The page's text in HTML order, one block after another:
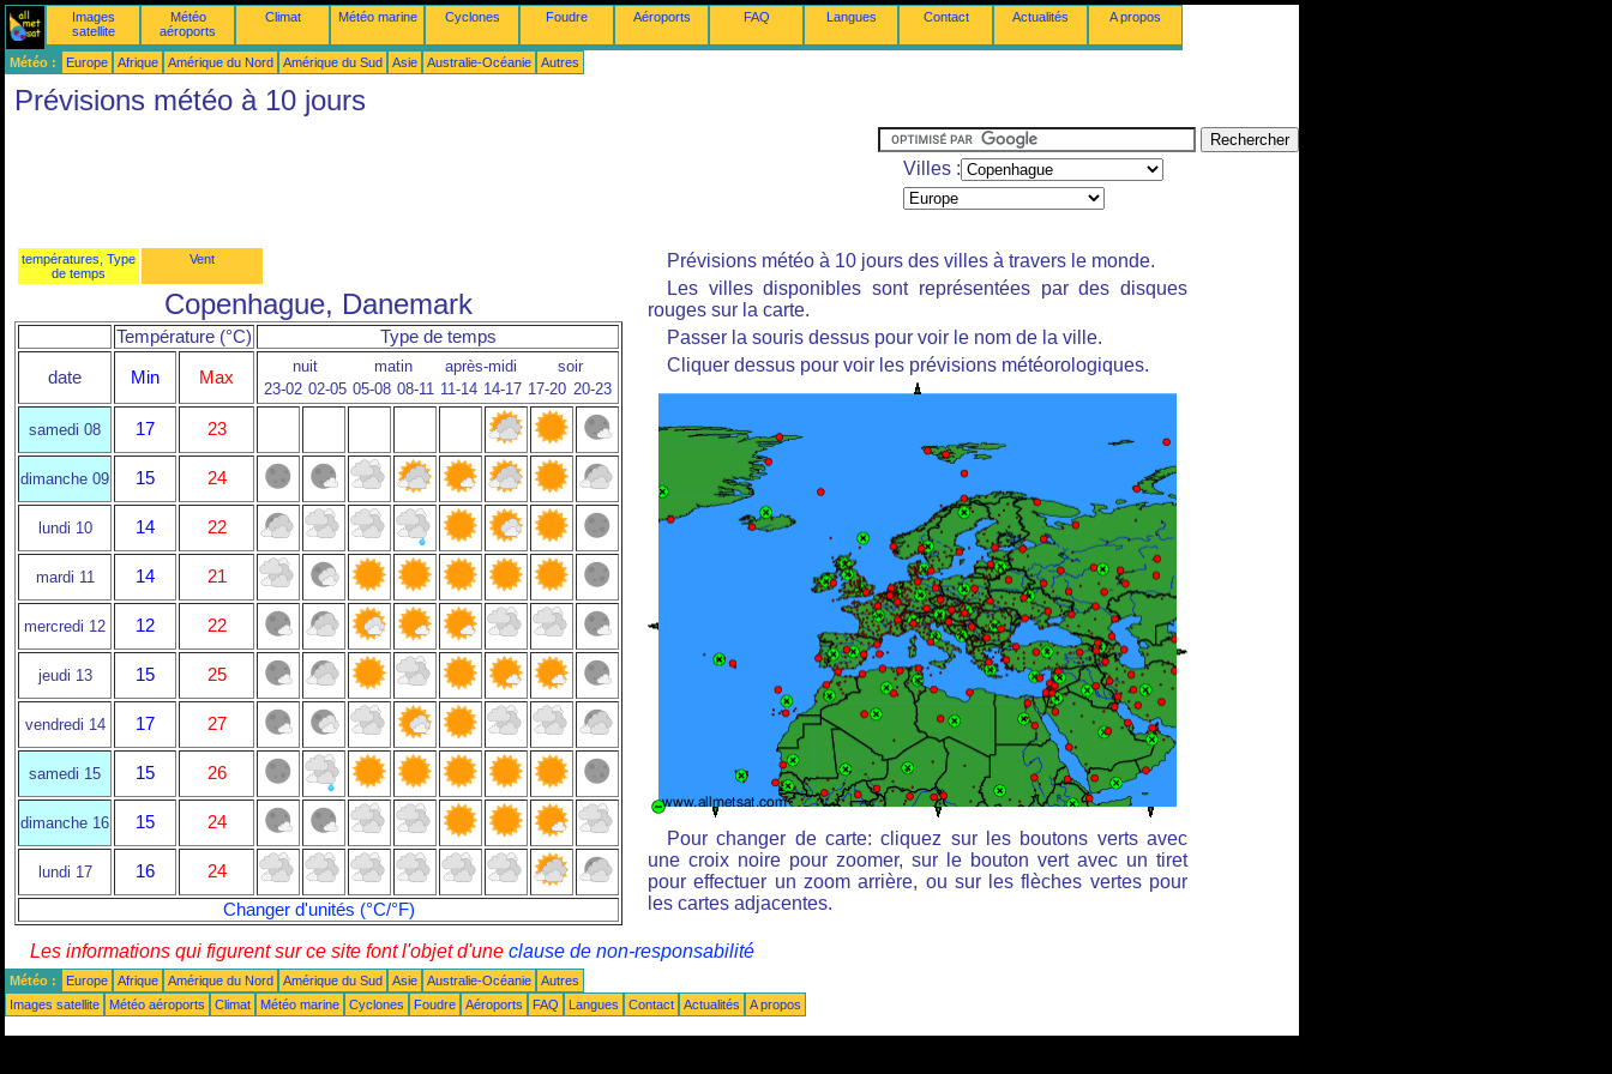
Images
satellite
Météo
aéroports
Climat Météo marine Cyclones Foudre Aéroports FAQ Langues Contact Actualités A propos
Météo : Europe Afrique Amérique du Nord Amérique du Sud Asie Australie-Océanie Autres
Prévisions météo à 10 jours
Villes :
températures, Type
de temps
Vent
Copenhague, Danemark
Température (°C) Type de temps
date Min Max
nuit matin après-midi
soir
23-02 02-05 05-08 08-11 11-14 14-17 17-20 20-23
samedi 08 17 23
dimanche 09 15 24
lundi 10 14 22
mardi 11 14 21
mercredi 12 12 22
jeudi 13 15 25
vendredi 14 17 27
samedi 15 15 26
dimanche 16 15 24
lundi 17 16
24
Changer d'unités (°C/°F)
Prévisions météo à 10 jours des villes à travers le monde.
Les villes disponibles sont représentées par des disques
rouges sur la carte.
Passer la souris dessus pour voir le nom de la ville.
Cliquer dessus pour voir les prévisions météorologiques.
Pour changer de carte: cliquez sur les boutons verts avec
une croix noire pour zoomer, sur le bouton vert avec un tiret
pour effectuer un zoom arrière, ou sur les flèches vertes pour
les cartes adjacentes.
Les informations qui figurent sur ce site font l'objet d'une clause de non-responsabilité
Météo : Europe Afrique Amérique du Nord Amérique du Sud Asie Australie-Océanie
Autres
Images satellite
Météo aéroports Climat Météo marine Cyclones Foudre Aéroports FAQ Langues Contact Actualités A propos